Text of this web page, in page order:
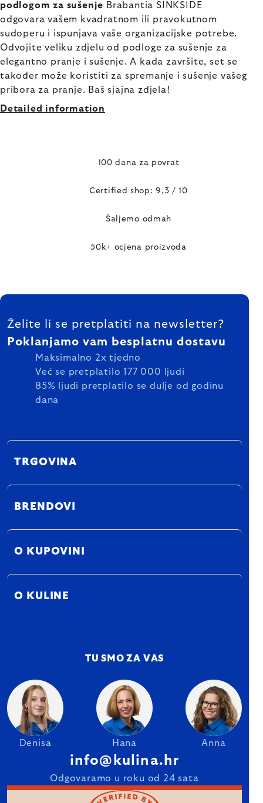
podlogom za sušenje Brabantia SINKSIDE
odgovara vašem kvadratnom ili pravokutnom
sudoperu i ispunjava vaše organizacijske potrebe.
Odvojite veliku zdjelu od podloge za sušenje za
elegantno pranje i sušenje. A kada završite, set se
također može koristiti za spremanje i sušenje vašeg
pribora za pranje. Baš sjajna zdjela!
Detailed information
100 dana za povrat
Certified shop: 9,3 / 10
Šaljemo odmah
50k+ ocjena proizvoda
FOOTER
Želite li se pretplatiti na newsletter?
Poklanjamo vam besplatnu dostavu
Maksimalno 2x tjedno
Već se pretplatilo 177 000 ljudi
85% ljudi pretplatilo se dulje od godinu
dana
TRGOVINA
BRENDOVI
O KUPOVINI
O KULINE
TU SMO ZA VAS
Denisa Hana Anna
info@kulina.hr
Odgovaramo u roku od 24 sata